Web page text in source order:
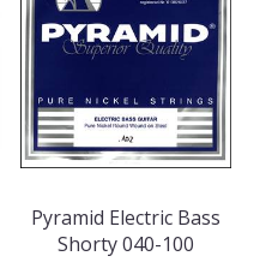
Pyramid Electric Bass
Shorty 040-100